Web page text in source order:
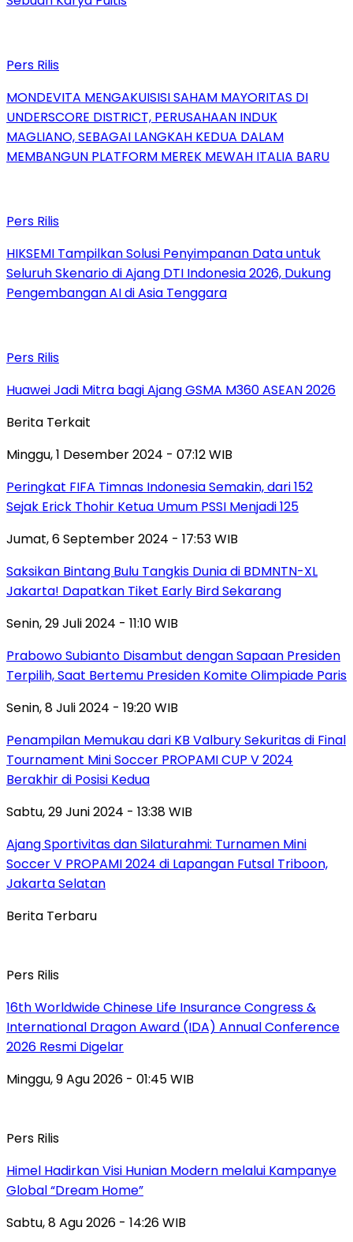
Pers Rilis
MONDEVITA MENGAKUISISI SAHAM MAYORITAS DI
UNDERSCORE DISTRICT, PERUSAHAAN INDUK
MAGLIANO, SEBAGAI LANGKAH KEDUA DALAM
MEMBANGUN PLATFORM MEREK MEWAH ITALIA BARU
Pers Rilis
HIKSEMI Tampilkan Solusi Penyimpanan Data untuk
Seluruh Skenario di Ajang DTI Indonesia 2026, Dukung
Pengembangan AI di Asia Tenggara
Pers Rilis
Huawei Jadi Mitra bagi Ajang GSMA M360 ASEAN 2026
Berita Terkait
Minggu, 1 Desember 2024 - 07:12 WIB
Peringkat FIFA Timnas Indonesia Semakin, dari 152
Sejak Erick Thohir Ketua Umum PSSI Menjadi 125
Jumat, 6 September 2024 - 17:53 WIB
Saksikan Bintang Bulu Tangkis Dunia di BDMNTN-XL
Jakarta! Dapatkan Tiket Early Bird Sekarang
Senin, 29 Juli 2024 - 11:10 WIB
Prabowo Subianto Disambut dengan Sapaan Presiden
Terpilih, Saat Bertemu Presiden Komite Olimpiade Paris
Senin, 8 Juli 2024 - 19:20 WIB
Penampilan Memukau dari KB Valbury Sekuritas di Final
Tournament Mini Soccer PROPAMI CUP V 2024
Berakhir di Posisi Kedua
Sabtu, 29 Juni 2024 - 13:38 WIB
Ajang Sportivitas dan Silaturahmi: Turnamen Mini
Soccer V PROPAMI 2024 di Lapangan Futsal Triboon,
Jakarta Selatan
Berita Terbaru
Pers Rilis
16th Worldwide Chinese Life Insurance Congress &
International Dragon Award (IDA) Annual Conference
2026 Resmi Digelar
Minggu, 9 Agu 2026 - 01:45 WIB
Pers Rilis
Himel Hadirkan Visi Hunian Modern melalui Kampanye
Global “Dream Home”
Sabtu, 8 Agu 2026 - 14:26 WIB